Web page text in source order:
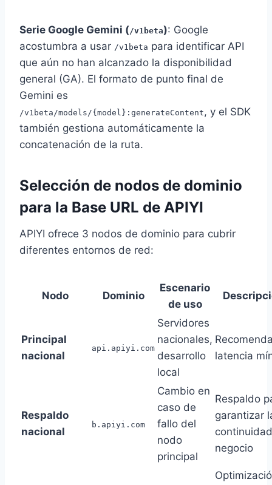
Serie Google Gemini (/v1beta): Google
acostumbra a usar /v1beta para identificar API
que aún no han alcanzado la disponibilidad
general (GA). El formato de punto final de
Gemini es
/v1beta/models/{model}:generateContent, y el SDK
también gestiona automáticamente la
concatenación de la ruta.
Selección de nodos de dominio
para la Base URL de APIYI
APIYI ofrece 3 nodos de dominio para cubrir
diferentes entornos de red:
Nodo Dominio
Escenario
de uso
Principal
nacional
api.apiyi.com
Servidores
nacionales,
desarrollo
local
latencia
Respaldo
nacional
b.apiyi.com
Cambio en
caso de
fallo del
nodo
principal
Respaldo
garantizar
negocio